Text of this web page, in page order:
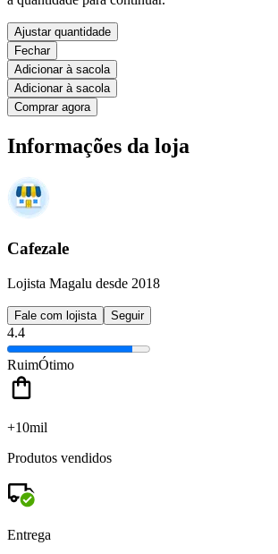
Ajustar quantidade
Fechar
Adicionar à sacola
Adicionar à sacola
Comprar agora
Informações da loja
Cafezale
Lojista Magalu desde 2018
Fale com lojista Seguir
4.4
RuimÓtimo
+10mil
Produtos vendidos
Entrega